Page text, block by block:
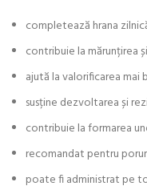
completează hrana
contribuie la mărunțirea
ajută la valorificarea mai
susține dezvoltarea și
contribuie la formarea
recomandat pentru
poate fi administrat pe